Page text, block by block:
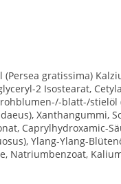
(Persea gratissima)
2 Isostearat,
blatt-/
Xanthangummi,
Caprylhydroxamic-
Ylang-Ylang-
Natriumbenzoat,